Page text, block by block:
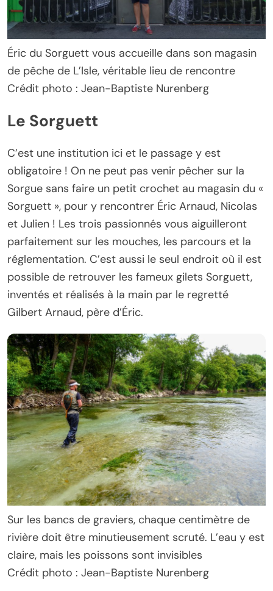
Éric du Sorguett vous accueille dans son magasin
de pêche de L’Isle, véritable lieu de rencontre
Crédit photo : Jean-Baptiste Nurenberg
Le Sorguett
C’est une institution ici et le passage y est
obligatoire ! On ne peut pas venir pêcher sur la
Sorgue sans faire un petit crochet au magasin du «
Sorguett », pour y rencontrer Éric Arnaud, Nicolas
et Julien ! Les trois passionnés vous aiguilleront
parfaitement sur les mouches, les parcours et la
réglementation. C’est aussi le seul endroit où il est
possible de retrouver les fameux gilets Sorguett,
inventés et réalisés à la main par le regretté
Gilbert Arnaud, père d’Éric.
Sur les bancs de graviers, chaque centimètre de
rivière doit être minutieusement scruté. L’eau y est
claire, mais les poissons sont invisibles
Crédit photo : Jean-Baptiste Nurenberg